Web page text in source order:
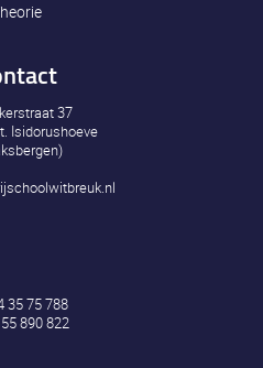
37
Isidorushoeve
35 75 788
890 822